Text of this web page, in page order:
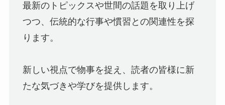
最新のトピックスや世間の話題を取り上げ
つつ、伝統的な行事や慣習との関連性を探
ります。
新しい視点で物事を捉え、読者の皆様に新
たな気づきや学びを提供します。